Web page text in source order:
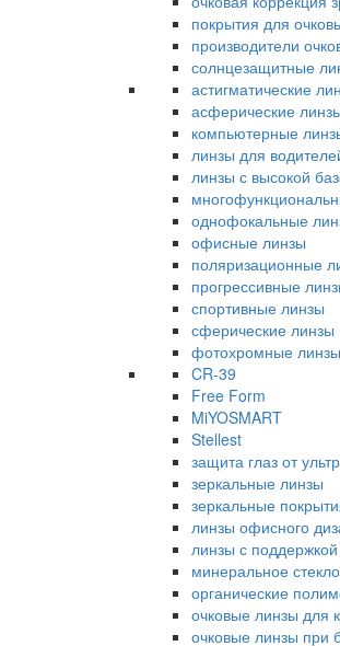
покрытия для
производители
солнцезащитные
астигматические
асферические
компьютерные
линзы для
линзы с высокой
однофокальные
офисные линзы
поляризационные
прогрессивные
спортивные линзы
сферические линзы
фотохромные линзы
CR-39
Free Form
MiYOSMART
Stellest
защита глаз от
зеркальные линзы
зеркальные
линзы офисного
линзы с
минеральное стекло
органические
очковые линзы для
очковые линзы при